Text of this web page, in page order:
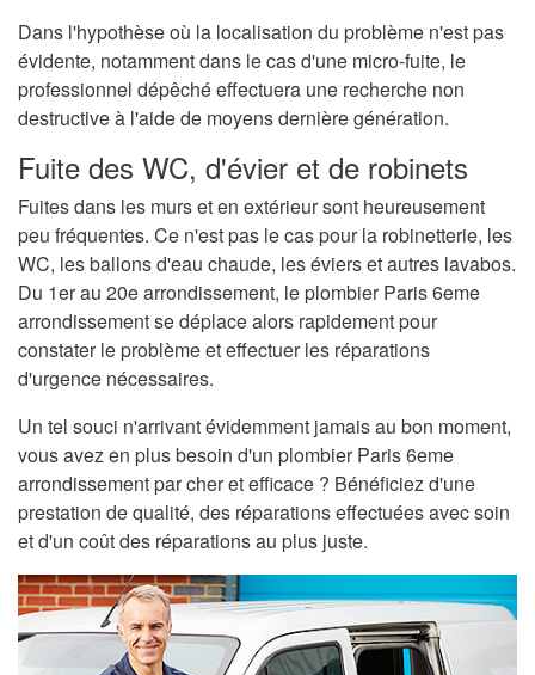
Dans l'hypothèse où la localisation du problème n'est pas
évidente, notamment dans le cas d'une micro-fuite, le
professionnel dépêché effectuera une recherche non
destructive à l'aide de moyens dernière génération.
Fuite des WC, d'évier et de robinets
Fuites dans les murs et en extérieur sont heureusement
peu fréquentes. Ce n'est pas le cas pour la robinetterie, les
WC, les ballons d'eau chaude, les éviers et autres lavabos.
Du 1er au 20e arrondissement, le plombier Paris 6eme
arrondissement se déplace alors rapidement pour
constater le problème et effectuer les réparations
d'urgence nécessaires.
Un tel souci n'arrivant évidemment jamais au bon moment,
vous avez en plus besoin d'un plombier Paris 6eme
arrondissement par cher et efficace ? Bénéficiez d'une
prestation de qualité, des réparations effectuées avec soin
et d'un coût des réparations au plus juste.